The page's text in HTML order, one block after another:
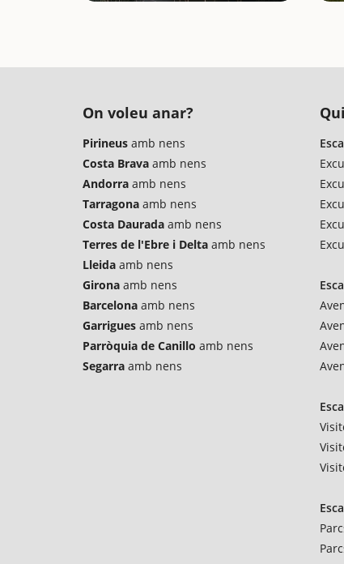
On voleu anar?
Pirineus amb nens
Costa Brava amb nens
Andorra amb nens
Tarragona amb nens
Costa Daurada amb nens
Terres de l'Ebre i Delta amb nens
Lleida amb nens
Girona amb nens
Barcelona amb nens
Garrigues amb nens
Parròquia de Canillo amb nens
Segarra amb nens